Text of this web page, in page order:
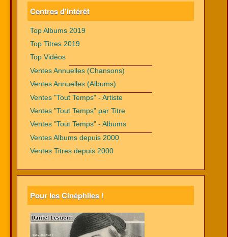
Centres d'intérêt
Top Albums 2019
Top Titres 2019
Top Vidéos
Ventes Annuelles (Chansons)
Ventes Annuelles (Albums)
Ventes "Tout Temps" - Artiste
Ventes "Tout Temps" par Titre
Ventes "Tout Temps" - Albums
Ventes Albums depuis 2000
Ventes Titres depuis 2000
Pour les Cinéphiles !